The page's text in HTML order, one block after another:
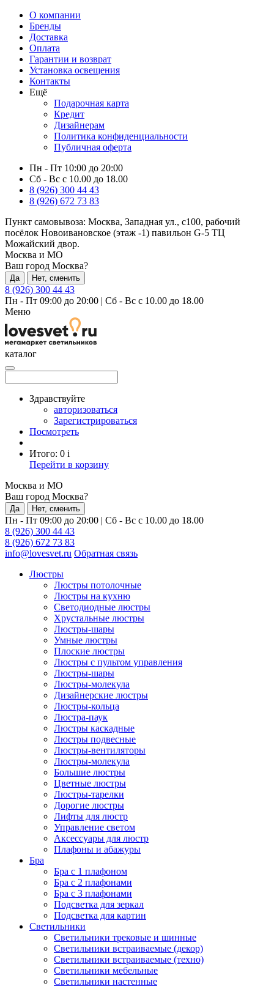
О компании
Бренды
Доставка
Оплата
Гарантии и возврат
Установка освещения
Контакты
Ещё
Подарочная карта
Кредит
Дизайнерам
Политика конфиденциальности
Публичная оферта
Пн - Пт 10:00 до 20:00
Сб - Вс с 10.00 до 18.00
8 (926) 300 44 43
8 (926) 672 73 83
Пункт самовывоза: Москва, Западная ул., с100, рабочий
посёлок Новоивановское (этаж -1) павильон G-5 ТЦ
Можайский двор.
Москва и МО
Ваш город Москва?
Да Нет, сменить
8 (926) 300 44 43
Пн - Пт 09:00 до 20:00 | Сб - Вс с 10.00 до 18.00
Меню
каталог
Здравствуйте
авторизоваться
Зарегистрироваться
Посмотреть
Итого: 0 i
Перейти в корзину
Москва и МО
Ваш город Москва?
Да Нет, сменить
Пн - Пт 09:00 до 20:00 | Сб - Вс с 10.00 до 18.00
8 (926) 300 44 43
8 (926) 672 73 83
info@lovesvet.ru Обратная связь
Люстры
Люстры потолочные
Люстры на кухню
Светодиодные люстры
Хрустальные люстры
Люстры-шары
Умные люстры
Плоские люстры
Люстры с пультом управления
Люстры-шары
Люстры-молекула
Дизайнерские люстры
Люстры-кольца
Люстра-паук
Люстры каскадные
Люстры подвесные
Люстры-вентиляторы
Люстры-молекула
Большие люстры
Цветные люстры
Люстры-тарелки
Дорогие люстры
Лифты для люстр
Управление светом
Аксессуары для люстр
Плафоны и абажуры
Бра
Бра с 1 плафоном
Бра с 2 плафонами
Бра с 3 плафонами
Подсветка для зеркал
Подсветка для картин
Светильники
Светильники трековые и шинные
Светильники встраиваемые (декор)
Светильники встраиваемые (техно)
Светильники мебельные
Светильники настенные